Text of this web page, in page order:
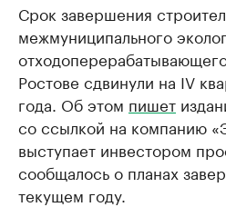
Срок завершения
межмуниципального
Ростове сдвинули на IV
года. Об этом пишет
со ссылкой на компанию
выступает инвестором
сообщалось о планах
текущем году.